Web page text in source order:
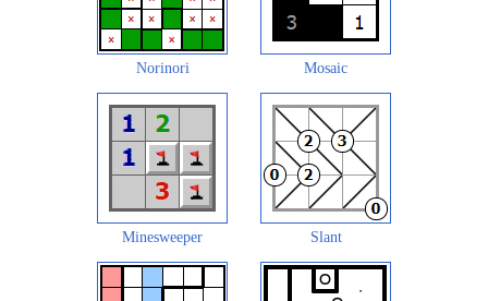
Norinori Mosaic
Minesweeper Slant